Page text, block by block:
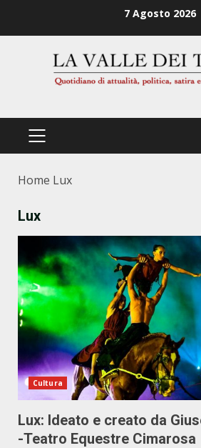
7 Agosto 2026
PRIMÄRES
Home Lux
Lux
Cultura
Lux: Ideato e creato da
-Teatro Equestre Cimarosa